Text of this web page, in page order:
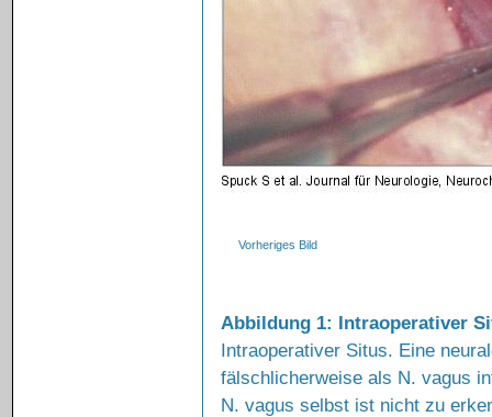
Vorheriges Bild
Abbildung 1: Intraoperativer
Intraoperativer Situs. Eine
fälschlicherweise als N. vagus
N. vagus selbst ist nicht zu